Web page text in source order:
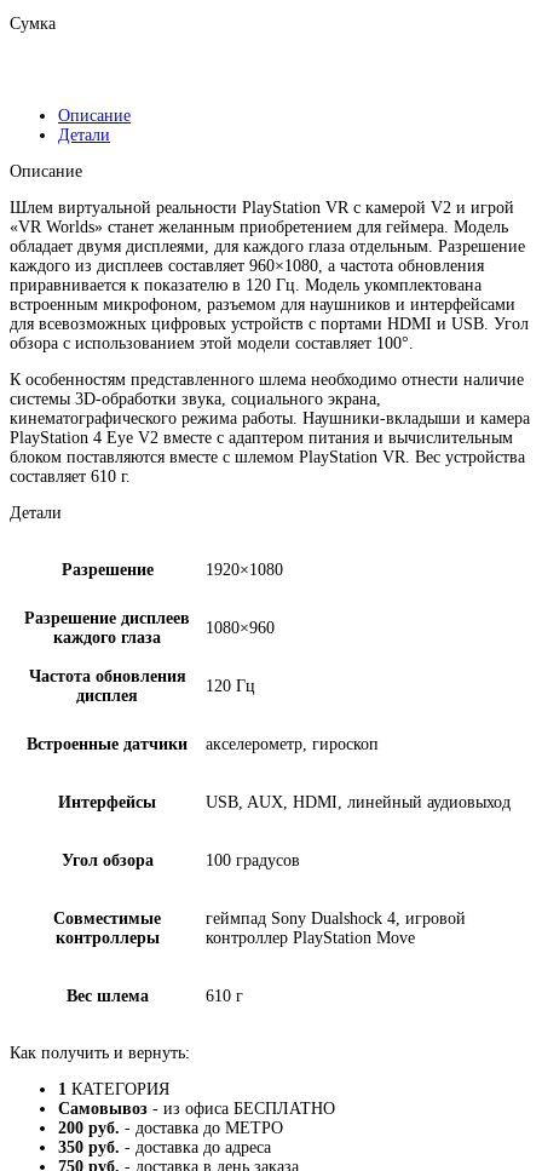
Сумка
Описание
Детали
Описание
Шлем виртуальной реальности PlayStation VR c камерой V2 и игрой
«VR Worlds» станет желанным приобретением для геймера. Модель
обладает двумя дисплеями, для каждого глаза отдельным. Разрешение
каждого из дисплеев составляет 960×1080, а частота обновления
приравнивается к показателю в 120 Гц. Модель укомплектована
встроенным микрофоном, разъемом для наушников и интерфейсами
для всевозможных цифровых устройств с портами HDMI и USB. Угол
обзора с использованием этой модели составляет 100°.
К особенностям представленного шлема необходимо отнести наличие
системы 3D-обработки звука, социального экрана,
кинематографического режима работы. Наушники-вкладыши и камера
PlayStation 4 Eye V2 вместе с адаптером питания и вычислительным
блоком поставляются вместе с шлемом PlayStation VR. Вес устройства
составляет 610 г.
Детали
Разрешение 1920×1080
Разрешение дисплеев
каждого глаза
1080×960
Частота обновления
дисплея
120 Гц
Встроенные датчики акселерометр, гироскоп
Интерфейсы USB, AUX, HDMI, линейный аудиовыход
Угол обзора 100 градусов
Совместимые
контроллеры
геймпад Sony Dualshock 4, игровой
контроллер PlayStation Move
Вес шлема 610 г
Как получить и вернуть:
1 КАТЕГОРИЯ
Самовывоз - из офиса БЕСПЛАТНО
200 руб. - доставка до МЕТРО
350 руб. - доставка до адреса
750 руб. - доставка в день заказа